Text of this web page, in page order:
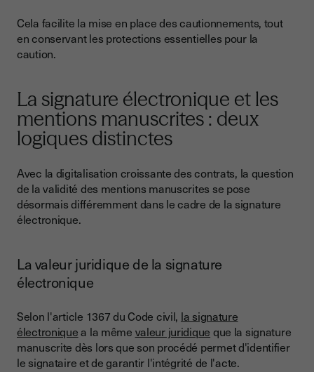
Cela facilite la mise en place des cautionnements, tout
en conservant les protections essentielles pour la
caution.
La signature électronique et les
mentions manuscrites : deux
logiques distinctes
Avec la digitalisation croissante des contrats, la question
de la validité des mentions manuscrites se pose
désormais différemment dans le cadre de la signature
électronique.
La valeur juridique de la signature
électronique
Selon l'article 1367 du Code civil, la signature
électroniquea la même valeur juridique que la signature
manuscrite dès lors que son procédé permet d'identifier
le signataire et de garantir l'intégrité de l'acte.